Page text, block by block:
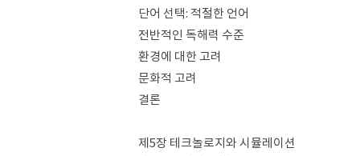
단어 선택: 적절한 언어
전반적인 독해력 수준
환경에 대한 고려
문화적 고려
결론
제5장 테크놀로지와 시뮬레이션